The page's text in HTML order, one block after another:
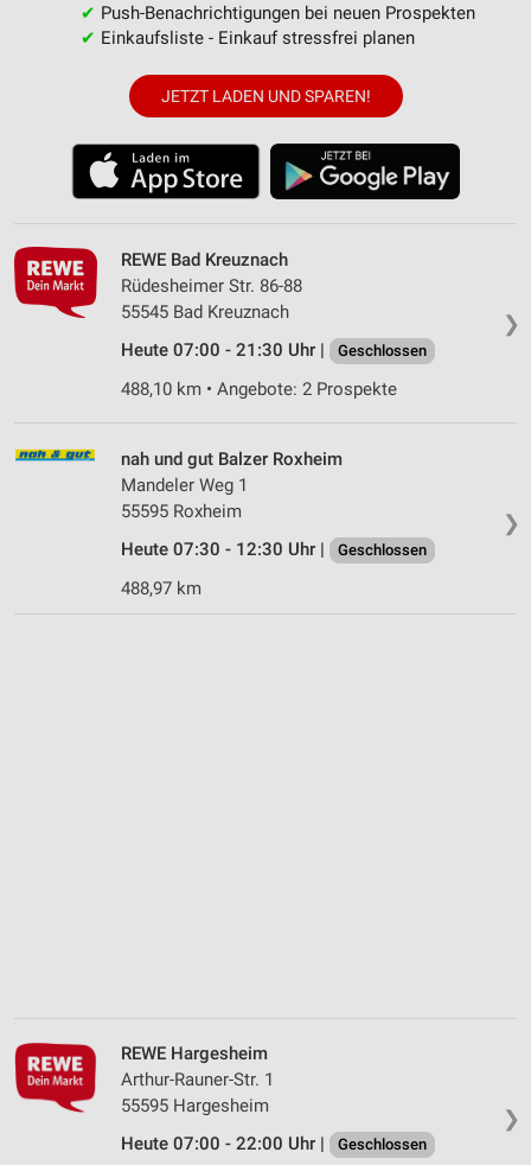
✔ Push-Benachrichtigungen bei neuen Prospekten
✔ Einkaufsliste - Einkauf stressfrei planen
JETZT LADEN UND SPAREN!
❯
REWE Bad Kreuznach
Rüdesheimer Str. 86-88
55545 Bad Kreuznach
Heute 07:00 - 21:30 Uhr |
Geschlossen
488,10 km • Angebote: 2 Prospekte
❯
nah und gut Balzer Roxheim
Mandeler Weg 1
55595 Roxheim
Heute 07:30 - 12:30 Uhr |
Geschlossen
488,97 km
❯
REWE Hargesheim
Arthur-Rauner-Str. 1
55595 Hargesheim
Heute 07:00 - 22:00 Uhr |
Geschlossen